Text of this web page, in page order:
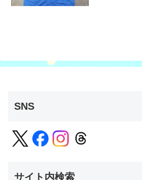
SNS
サイト内検索